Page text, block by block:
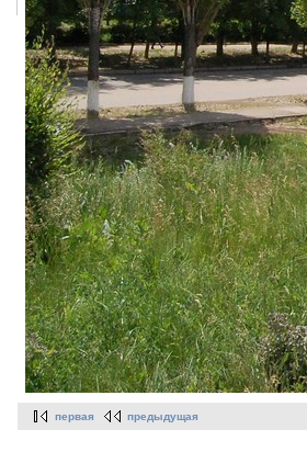
первая предыдущая